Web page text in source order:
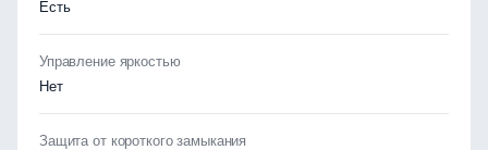
Есть
Управление яркостью
Нет
Защита от короткого замыкания